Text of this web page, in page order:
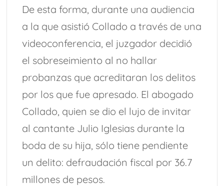
De esta forma, durante una audiencia
a la que asistió Collado a través de una
videoconferencia, el juzgador decidió
el sobreseimiento al no hallar
probanzas que acreditaran los delitos
por los que fue apresado. El abogado
Collado, quien se dio el lujo de invitar
al cantante Julio Iglesias durante la
boda de su hija, sólo tiene pendiente
un delito: defraudación fiscal por 36.7
millones de pesos.